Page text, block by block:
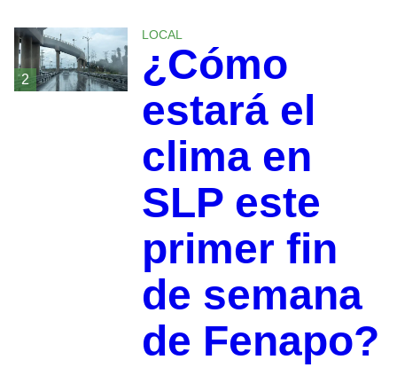
2
LOCAL
¿Cómo
estará el
clima en
SLP este
primer fin
de semana
de Fenapo?